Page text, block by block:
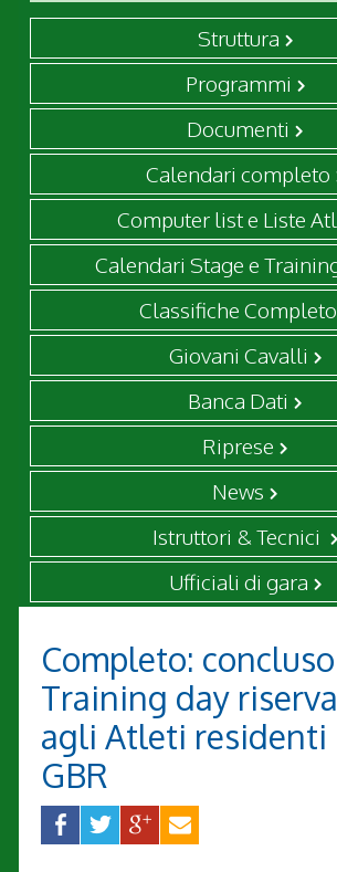
Struttura
Programmi
Documenti
Calendari completo
Computer list e Liste
Calendari Stage e
Classifiche Completo
Giovani Cavalli
Banca Dati
Riprese
News
Istruttori & Tecnici
Ufficiali di gara
Completo:
Training day
agli Atleti residenti
GBR